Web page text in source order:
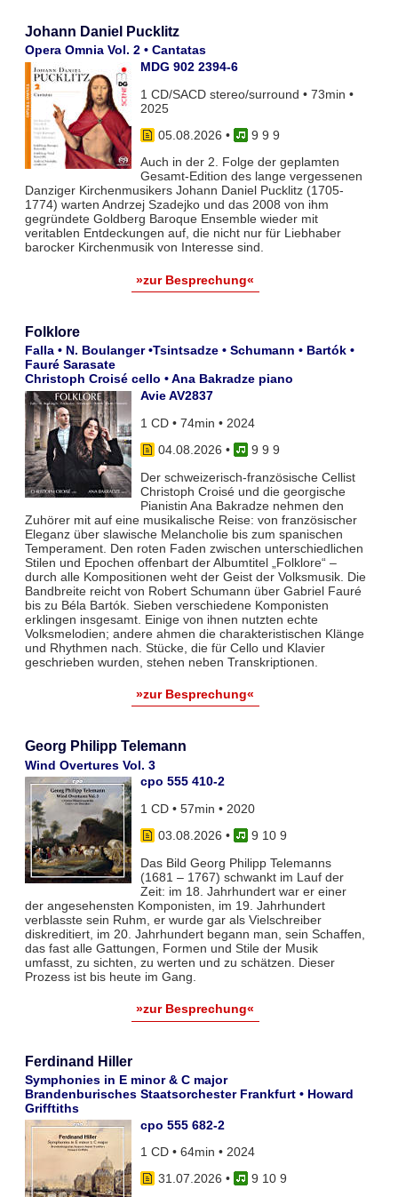
Johann Daniel Pucklitz
Opera Omnia Vol. 2 • Cantatas
MDG 902 2394-6
1 CD/SACD stereo/surround • 73min •
2025
05.08.2026 •
9 9 9
Auch in der 2. Folge der geplamten
Gesamt-Edition des lange vergessenen
Danziger Kirchenmusikers Johann Daniel Pucklitz (1705-
1774) warten Andrzej Szadejko und das 2008 von ihm
gegründete Goldberg Baroque Ensemble wieder mit
veritablen Entdeckungen auf, die nicht nur für Liebhaber
barocker Kirchenmusik von Interesse sind.
»zur Besprechung«
Folklore
Falla • N. Boulanger •Tsintsadze • Schumann • Bartók •
Fauré Sarasate
Christoph Croisé cello • Ana Bakradze piano
Avie AV2837
1 CD • 74min • 2024
04.08.2026 •
9 9 9
Der schweizerisch-französische Cellist
Christoph Croisé und die georgische
Pianistin Ana Bakradze nehmen den
Zuhörer mit auf eine musikalische Reise: von französischer
Eleganz über slawische Melancholie bis zum spanischen
Temperament. Den roten Faden zwischen unterschiedlichen
Stilen und Epochen offenbart der Albumtitel „Folklore“ –
durch alle Kompositionen weht der Geist der Volksmusik. Die
Bandbreite reicht von Robert Schumann über Gabriel Fauré
bis zu Béla Bartók. Sieben verschiedene Komponisten
erklingen insgesamt. Einige von ihnen nutzten echte
Volksmelodien; andere ahmen die charakteristischen Klänge
und Rhythmen nach. Stücke, die für Cello und Klavier
geschrieben wurden, stehen neben Transkriptionen.
»zur Besprechung«
Georg Philipp Telemann
Wind Overtures Vol. 3
cpo 555 410-2
1 CD • 57min • 2020
03.08.2026 •
9 10 9
Das Bild Georg Philipp Telemanns
(1681 – 1767) schwankt im Lauf der
Zeit: im 18. Jahrhundert war er einer
der angesehensten Komponisten, im 19. Jahrhundert
verblasste sein Ruhm, er wurde gar als Vielschreiber
diskreditiert, im 20. Jahrhundert begann man, sein Schaffen,
das fast alle Gattungen, Formen und Stile der Musik
umfasst, zu sichten, zu werten und zu schätzen. Dieser
Prozess ist bis heute im Gang.
»zur Besprechung«
Ferdinand Hiller
Symphonies in E minor & C major
Brandenburisches Staatsorchester Frankfurt • Howard
Grifftiths
cpo 555 682-2
1 CD • 64min • 2024
31.07.2026 •
9 10 9